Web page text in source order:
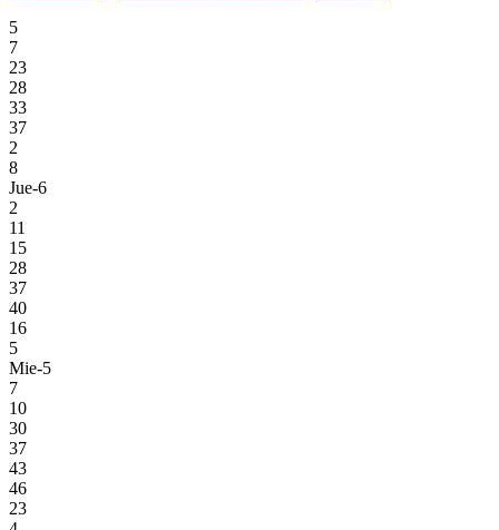
5
7
23
28
33
37
2
8
Jue-6
2
11
15
28
37
40
16
5
Mie-5
7
10
30
37
43
46
23